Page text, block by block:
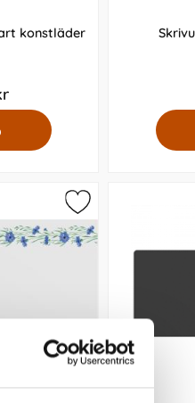
konstläder